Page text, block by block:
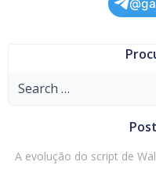
Search
A evolução do script de